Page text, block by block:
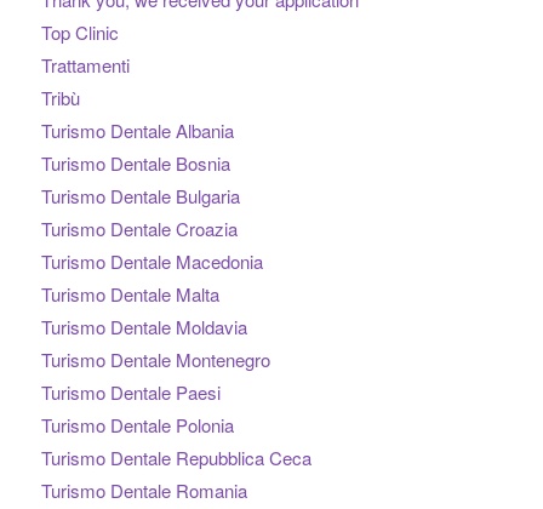
Top Clinic
Trattamenti
Tribù
Turismo Dentale Albania
Turismo Dentale Bosnia
Turismo Dentale Bulgaria
Turismo Dentale Croazia
Turismo Dentale Macedonia
Turismo Dentale Malta
Turismo Dentale Moldavia
Turismo Dentale Montenegro
Turismo Dentale Paesi
Turismo Dentale Polonia
Turismo Dentale Repubblica Ceca
Turismo Dentale Romania